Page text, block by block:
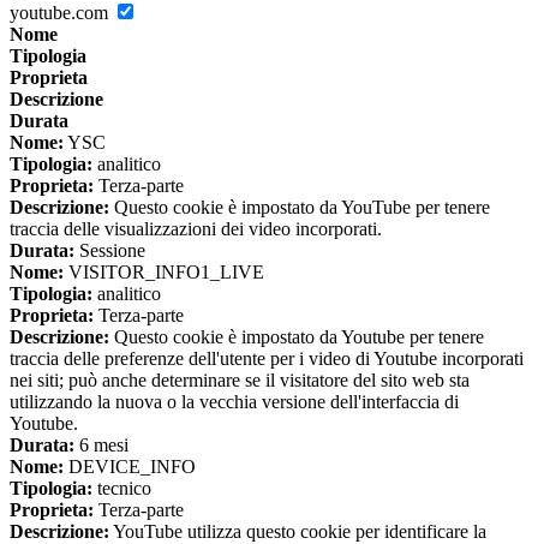
youtube.com
Nome
Tipologia
Proprieta
Descrizione
Durata
Nome: YSC
Tipologia: analitico
Proprieta: Terza-parte
Descrizione: Questo cookie è impostato da YouTube per tenere
traccia delle visualizzazioni dei video incorporati.
Durata: Sessione
Nome: VISITOR_INFO1_LIVE
Tipologia: analitico
Proprieta: Terza-parte
Descrizione: Questo cookie è impostato da Youtube per tenere
traccia delle preferenze dell'utente per i video di Youtube incorporati
nei siti; può anche determinare se il visitatore del sito web sta
utilizzando la nuova o la vecchia versione dell'interfaccia di
Youtube.
Durata: 6 mesi
Nome: DEVICE_INFO
Tipologia: tecnico
Proprieta: Terza-parte
Descrizione: YouTube utilizza questo cookie per identificare la